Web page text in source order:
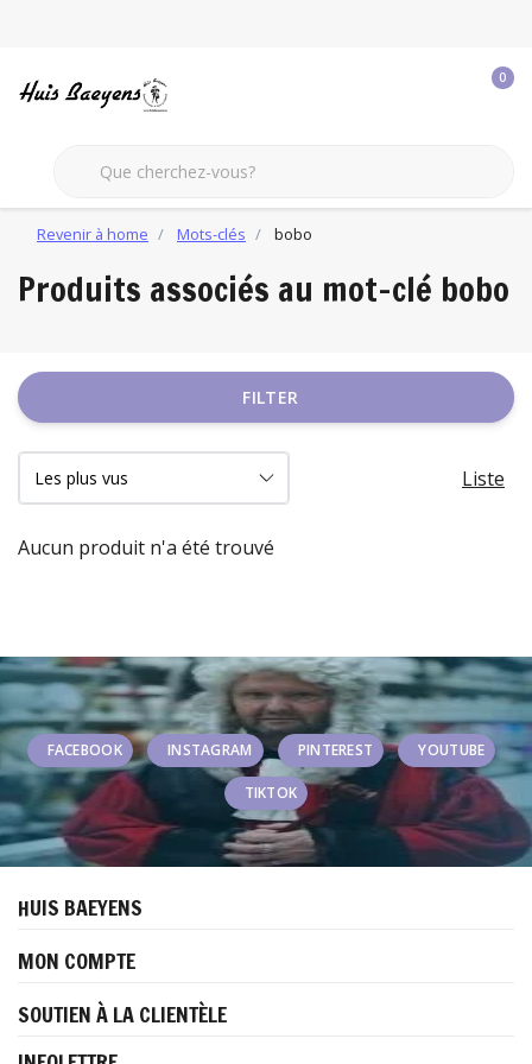
0
Revenir à home Mots-clés bobo
Produits associés au mot-clé bobo
FILTER
Liste
Aucun produit n'a été trouvé
FACEBOOK INSTAGRAM PINTEREST YOUTUBE
TIKTOK
HUIS BAEYENS
MON COMPTE
SOUTIEN À LA CLIENTÈLE